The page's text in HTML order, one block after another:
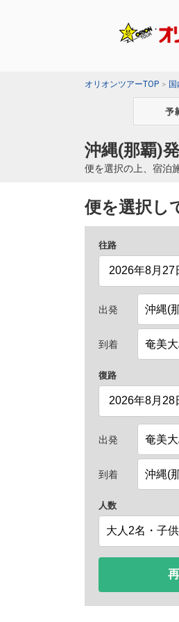
オリオンツアーTOP
沖縄(那覇)
便を選択の上、宿泊
便を選択し
往路
出発
到着
復路
出発
到着
人数